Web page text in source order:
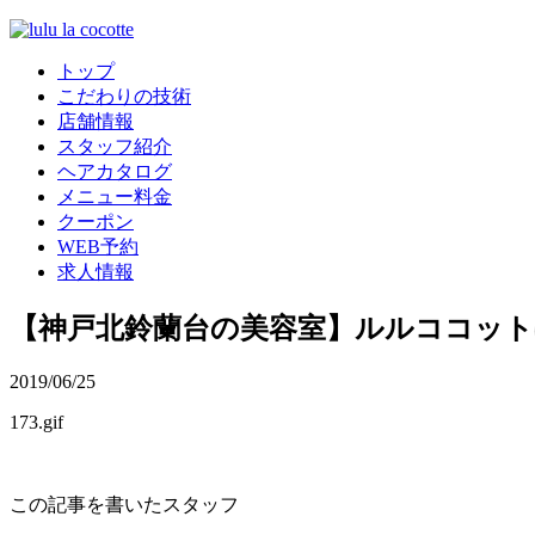
トップ
こだわりの技術
店舗情報
スタッフ紹介
ヘアカタログ
メニュー料金
クーポン
WEB予約
求人情報
【神戸北鈴蘭台の美容室】ルルココッ
2019/06/25
173.gif
この記事を書いたスタッフ